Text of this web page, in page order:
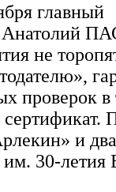
главный
Анатолий
не
проверок в
и
30-